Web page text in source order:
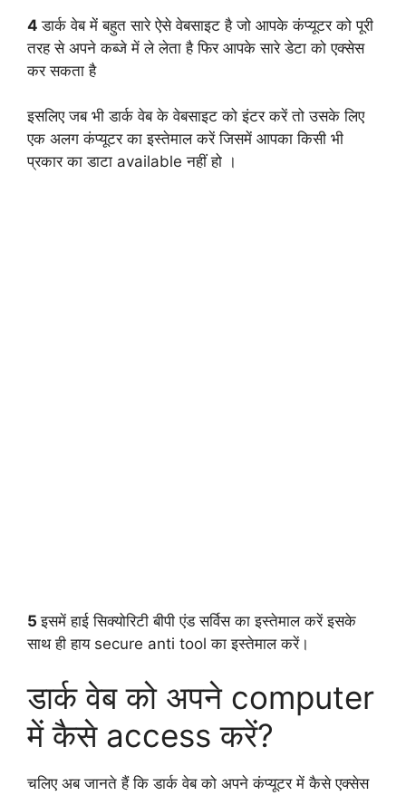
4डार्क वेब में बहुत सारे ऐसे वेबसाइट है जो आपके कंप्यूटर को पूरी
तरह से अपने कब्जे में ले लेता है फिर आपके सारे डेटा को एक्सेस
कर सकता है
इसलिए जब भी डार्क वेब के वेबसाइट को इंटर करें तो उसके लिए
एक अलग कंप्यूटर का इस्तेमाल करें जिसमें आपका किसी भी
प्रकार का डाटा available नहीं हो ।
5इसमें हाई सिक्योरिटी बीपी एंड सर्विस का इस्तेमाल करें इसके
साथ ही हाय secure anti tool का इस्तेमाल करें।
डार्क वेब को अपने computer
में कैसे access करें?
चलिए अब जानते हैं कि डार्क वेब को अपने कंप्यूटर में कैसे एक्सेस